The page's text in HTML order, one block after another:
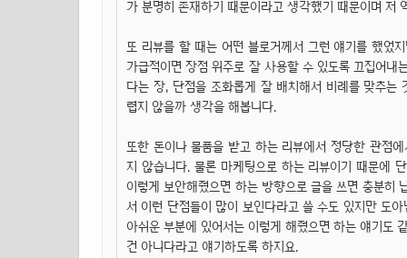
가 분명히 존재하기 때문이라고 생각했기 때문이며 저
또 리뷰를 할 때는 어떤 블로거께서 그런 얘기를 했었
가급적이면 장점 위주로 잘 사용할 수 있도록 끄집어
다는 장, 단점을 조화롭게 잘 배치해서 비례를 맞추는
렵지 않을까 생각을 해봅니다.
또한 돈이나 물품을 받고 하는 리뷰에서 정당한 관점
지 않습니다. 물론 마케팅으로 하는 리뷰이기 때문에
이렇게 보안해줬으면 하는 방향으로 글을 쓰면 충분히
서 이런 단점들이 많이 보인다라고 쓸 수도 있지만 도
아쉬운 부분에 있어서는 이렇게 해줬으면 하는 얘기도
건 아니다라고 얘기하도록 하지요.